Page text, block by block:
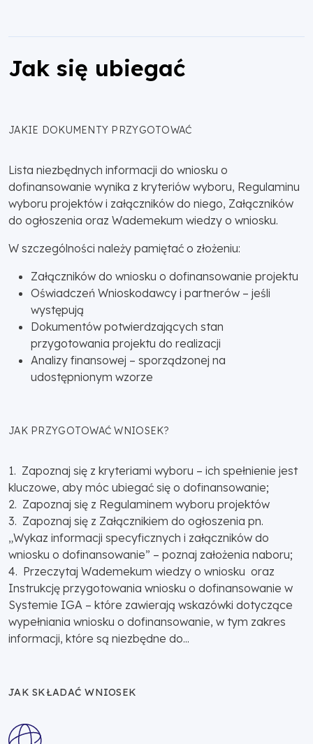
Jak się ubiegać
JAKIE DOKUMENTY PRZYGOTOWAĆ
Lista niezbędnych informacji do wniosku o
dofinansowanie wynika z kryteriów wyboru, Regulaminu
wyboru projektów i załączników do niego, Załączników
do ogłoszenia oraz Wademekum wiedzy o wniosku.
W szczególności należy pamiętać o złożeniu:
Załączników do wniosku o dofinansowanie projektu
Oświadczeń Wnioskodawcy i partnerów – jeśli
występują
Dokumentów potwierdzających stan
przygotowania projektu do realizacji
Analizy finansowej – sporządzonej na
udostępnionym wzorze
JAK PRZYGOTOWAĆ WNIOSEK?
1. Zapoznaj się z kryteriami wyboru – ich spełnienie jest
kluczowe, aby móc ubiegać się o dofinansowanie;
2. Zapoznaj się z Regulaminem wyboru projektów
3. Zapoznaj się z Załącznikiem do ogłoszenia pn.
„Wykaz informacji specyficznych i załączników do
wniosku o dofinansowanie” – poznaj założenia naboru;
4. Przeczytaj Wademekum wiedzy o wniosku oraz
Instrukcję przygotowania wniosku o dofinansowanie w
Systemie IGA – które zawierają wskazówki dotyczące
wypełniania wniosku o dofinansowanie, w tym zakres
informacji, które są niezbędne do...
JAK SKŁADAĆ WNIOSEK